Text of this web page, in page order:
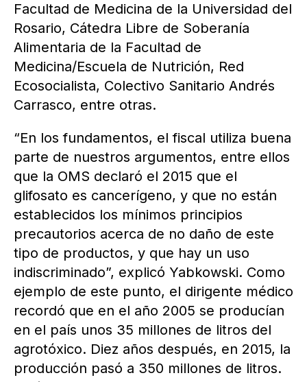
Facultad de Medicina de la Universidad del
Rosario, Cátedra Libre de Soberanía
Alimentaria de la Facultad de
Medicina/Escuela de Nutrición, Red
Ecosocialista, Colectivo Sanitario Andrés
Carrasco, entre otras.
“En los fundamentos, el fiscal utiliza buena
parte de nuestros argumentos, entre ellos
que la OMS declaró el 2015 que el
glifosato es cancerígeno, y que no están
establecidos los mínimos principios
precautorios acerca de no daño de este
tipo de productos, y que hay un uso
indiscriminado”, explicó Yabkowski. Como
ejemplo de este punto, el dirigente médico
recordó que en el año 2005 se producían
en el país unos 35 millones de litros del
agrotóxico. Diez años después, en 2015, la
producción pasó a 350 millones de litros.